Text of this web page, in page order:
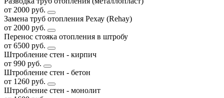
от 2000 руб.
Замена труб отопления Рехау (Rehay)
от 2000 руб.
Перенос стояка отопления в штробу
от 6500 руб.
Штробление стен - кирпич
от 990 руб.
Штробление стен - бетон
от 1260 руб.
Штробление стен - монолит